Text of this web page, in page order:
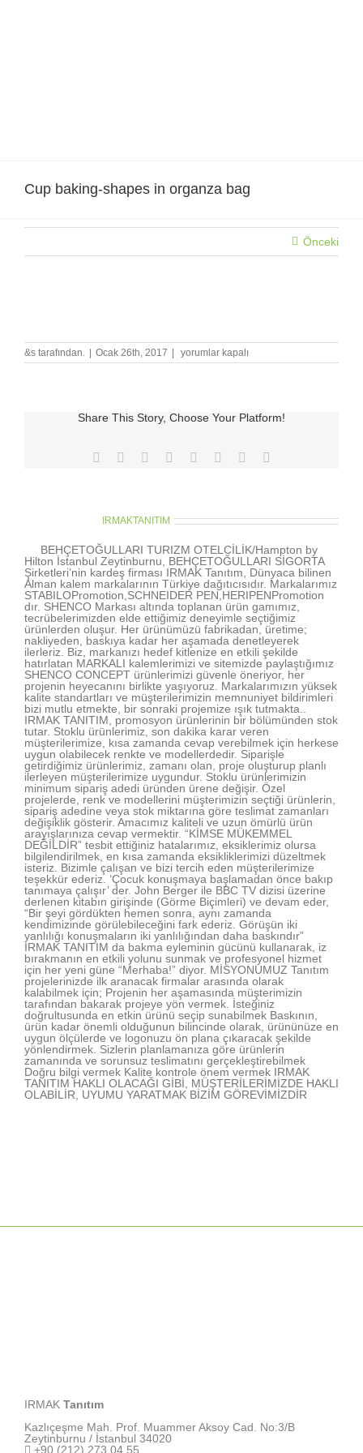
Cup baking-shapes in organza bag
Önceki
&s tarafından. Ocak 26th, 2017
Cup
baking-
için
yorumlar kapalı
Share This Story, Choose Your Platform!
Facebook Reddit LinkedIn
TumblrPinterest
IRMAKTANITIM
BEHÇETOĞULLARI TURIZM OTELCİLİK/Hampton by
Hilton İstanbul Zeytinburnu, BEHÇETOĞULLARI SİGORTA
Şirketleri’nin kardeş firması IRMAK Tanıtım, Dünyaca bilinen
Alman kalem markalarının Türkiye dağıtıcısıdır. Markalarımız
STABILOPromotion,SCHNEIDER PEN,HERIPENPromotion
dır. SHENCO Markası altında toplanan ürün gamımız,
tecrübelerimizden elde ettiğimiz deneyimle seçtiğimiz
ürünlerden oluşur. Her ürünümüzü fabrikadan, üretime;
nakliyeden, baskıya kadar her aşamada denetleyerek
ilerleriz. Biz, markanızı hedef kitlenize en etkili şekilde
hatırlatan MARKALI kalemlerimizi ve sitemizde paylaştığımız
SHENCO CONCEPT ürünlerimizi güvenle öneriyor, her
projenin heyecanını birlikte yaşıyoruz. Markalarımızın yüksek
kalite standartları ve müşterilerimizin memnuniyet bildirimleri
bizi mutlu etmekte, bir sonraki projemize ışık tutmakta..
IRMAK TANITIM, promosyon ürünlerinin bir bölümünden stok
tutar. Stoklu ürünlerimiz, son dakika karar veren
müşterilerimize, kısa zamanda cevap verebilmek için herkese
uygun olabilecek renkte ve modellerdedir. Siparişle
getirdiğimiz ürünlerimiz, zamanı olan, proje oluşturup planlı
ilerleyen müşterilerimize uygundur. Stoklu ürünlerimizin
minimum sipariş adedi üründen ürene değişir. Özel
projelerde, renk ve modellerini müşterimizin seçtiği ürünlerin,
sipariş adedine veya stok miktarına göre teslimat zamanları
değişiklik gösterir. Amacımız kaliteli ve uzun ömürlü ürün
arayışlarınıza cevap vermektir. “KİMSE MÜKEMMEL
DEĞİLDİR” tesbit ettiğiniz hatalarımız, eksiklerimiz olursa
bilgilendirilmek, en kısa zamanda eksikliklerimizi düzeltmek
isteriz. Bizimle çalışan ve bizi tercih eden müşterilerimize
teşekkür ederiz. ‘Çocuk konuşmaya başlamadan önce bakıp
tanımaya çalışır’ der. John Berger ile BBC TV dizisi üzerine
derlenen kitabın girişinde (Görme Biçimleri) ve devam eder,
“Bir şeyi gördükten hemen sonra, aynı zamanda
kendimizinde görülebileceğini fark ederiz. Görüşün iki
yanlılığı konuşmaların iki yanlılığından daha baskındır”
IRMAK TANITIM da bakma eyleminin gücünü kullanarak, iz
bırakmanın en etkili yolunu sunmak ve profesyonel hizmet
için her yeni güne “Merhaba!” diyor. MİSYONUMUZ Tanıtım
projelerinizde ilk aranacak firmalar arasında olarak
kalabilmek için; Projenin her aşamasında müşterimizin
tarafından bakarak projeye yön vermek. İsteğiniz
doğrultusunda en etkin ürünü seçip sunabilmek Baskının,
ürün kadar önemli olduğunun bilincinde olarak, ürününüze en
uygun ölçülerde ve logonuzu ön plana çıkaracak şekilde
yönlendirmek. Sizlerin planlamanıza göre ürünlerin
zamanında ve sorunsuz teslimatını gerçekleştirebilmek
Doğru bilgi vermek Kalite kontrole önem vermek IRMAK
TANITIM HAKLI OLACAĞI GİBİ, MÜŞTERİLERİMİZDE HAKLI
OLABİLİR, UYUMU YARATMAK BİZİM GÖREVİMİZDİR
IRMAK Tanıtım
Kazlıçeşme Mah. Prof. Muammer Aksoy Cad. No:3/B
Zeytinburnu / İstanbul 34020
+90 (212) 273 04 55